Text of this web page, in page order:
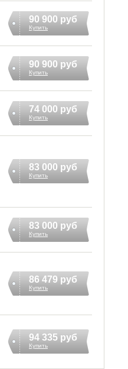
90 900 руб
Купить
90 900 руб
Купить
74 000 руб
Купить
83 000 руб
Купить
83 000 руб
Купить
86 479 руб
Купить
94 335 руб
Купить